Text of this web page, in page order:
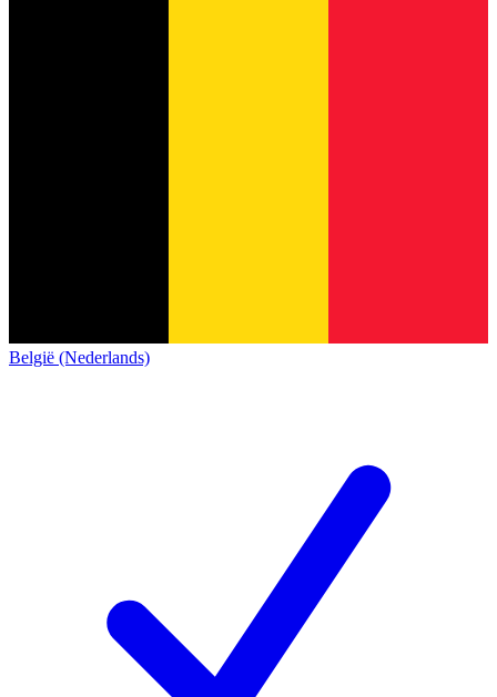
België (Nederlands)